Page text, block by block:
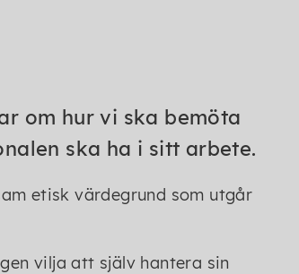
om hur vi ska bemöta
ska ha i sitt arbete.
etisk värdegrund som utgår
vilja att själv hantera sin